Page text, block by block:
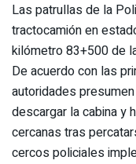
Las patrullas de la
tractocamión en
kilómetro 83+500 de
De acuerdo con las
autoridades
descargar la cabina y
cercanas tras
cercos policiales